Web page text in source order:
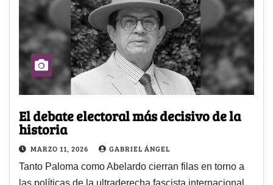
El debate electoral más decisivo de la
historia
MARZO 11, 2026 GABRIEL ÁNGEL
Tanto Paloma como Abelardo cierran filas en torno a